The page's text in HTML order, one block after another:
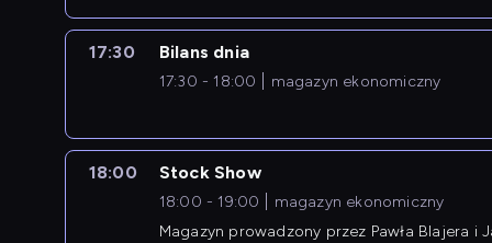
17:30 Bilans dnia
17:30 - 18:00 magazyn ekonomiczny
18:00 Stock Show
18:00 - 19:00
magazyn ekonomiczny
Magazyn prowadzony przez Pawła Blajera i